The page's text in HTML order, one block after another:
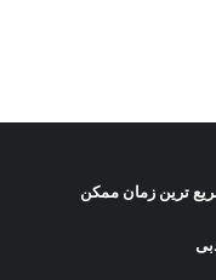
ترین زمان ممکن